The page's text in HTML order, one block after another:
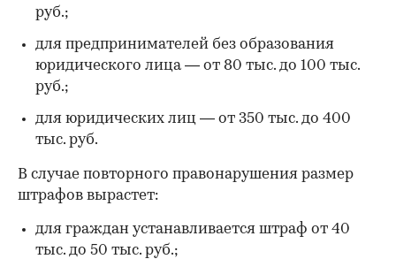
руб.;
для предпринимателей без образования
юридического лица — от 80 тыс. до 100 тыс.
руб.;
для юридических лиц — от 350 тыс. до 400
тыс. руб.
В случае повторного правонарушения размер
штрафов вырастет:
для граждан устанавливается штраф от 40
тыс. до 50 тыс. руб.;